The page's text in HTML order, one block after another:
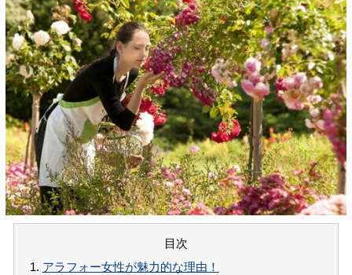
目次
1. アラフォー女性が魅力的な理由！